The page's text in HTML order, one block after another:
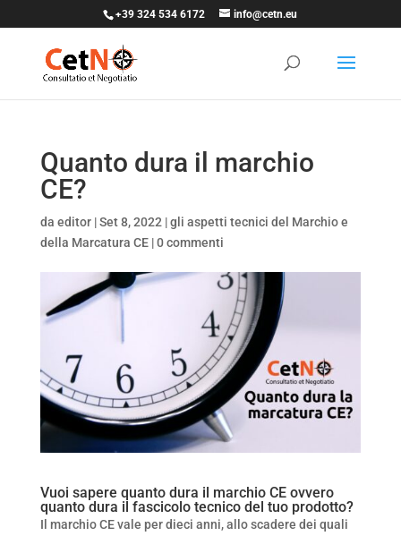
+39 324 534 6172 info@cetn.eu
Quanto dura il marchio
CE?
da editor|Set 8, 2022 |gli aspetti tecnici del Marchio e
della Marcatura CE|0 commenti
Vuoi sapere quanto dura il marchio CE ovvero
quanto dura il fascicolo tecnico del tuo prodotto?
Il marchio CE vale per dieci anni, allo scadere dei quali